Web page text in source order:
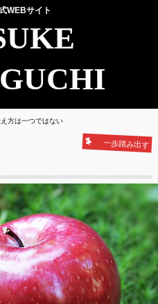
WEBサイト
方は一つではない
一歩踏み出す